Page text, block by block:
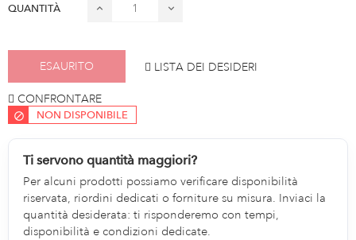
QUANTITÀ
ESAURITO LISTA DEI DESIDERI
CONFRONTARE
NON DISPONIBILE
Ti servono quantità maggiori?
Per alcuni prodotti possiamo verificare disponibilità
riservata, riordini dedicati o forniture su misura. Inviaci la
quantità desiderata: ti risponderemo con tempi,
disponibilità e condizioni dedicate.